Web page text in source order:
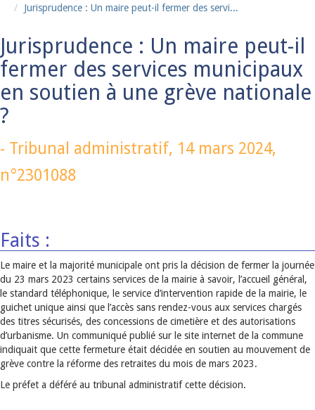
Jurisprudence : Un maire peut-il fermer des servi...
Jurisprudence : Un maire peut-il
fermer des services municipaux
en soutien à une grève nationale
?
- Tribunal administratif, 14 mars 2024,
n°2301088
Faits :
Le maire et la majorité municipale ont pris la décision de fermer la journée
du 23 mars 2023 certains services de la mairie à savoir, l’accueil général,
le standard téléphonique, le service d’intervention rapide de la mairie, le
guichet unique ainsi que l’accès sans rendez-vous aux services chargés
des titres sécurisés, des concessions de cimetière et des autorisations
d’urbanisme. Un communiqué publié sur le site internet de la commune
indiquait que cette fermeture était décidée en soutien au mouvement de
grève contre la réforme des retraites du mois de mars 2023.
Le préfet a déféré au tribunal administratif cette décision.